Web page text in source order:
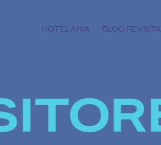
HOTELARIA BLOG